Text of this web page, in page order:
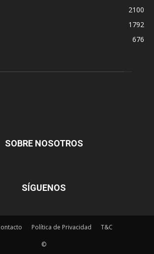
2100
1792
676
SOBRE NOSOTROS
SÍGUENOS
Política de Privacidad T&C
©